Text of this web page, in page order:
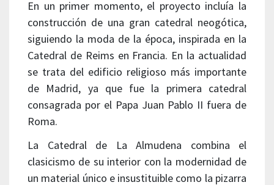
En un primer momento, el proyecto incluía la
construcción de una gran catedral neogótica,
siguiendo la moda de la época, inspirada en la
Catedral de Reims en Francia. En la actualidad
se trata del edificio religioso más importante
de Madrid, ya que fue la primera catedral
consagrada por el Papa Juan Pablo II fuera de
Roma.
La Catedral de La Almudena combina el
clasicismo de su interior con la modernidad de
un material único e insustituible como la pizarra